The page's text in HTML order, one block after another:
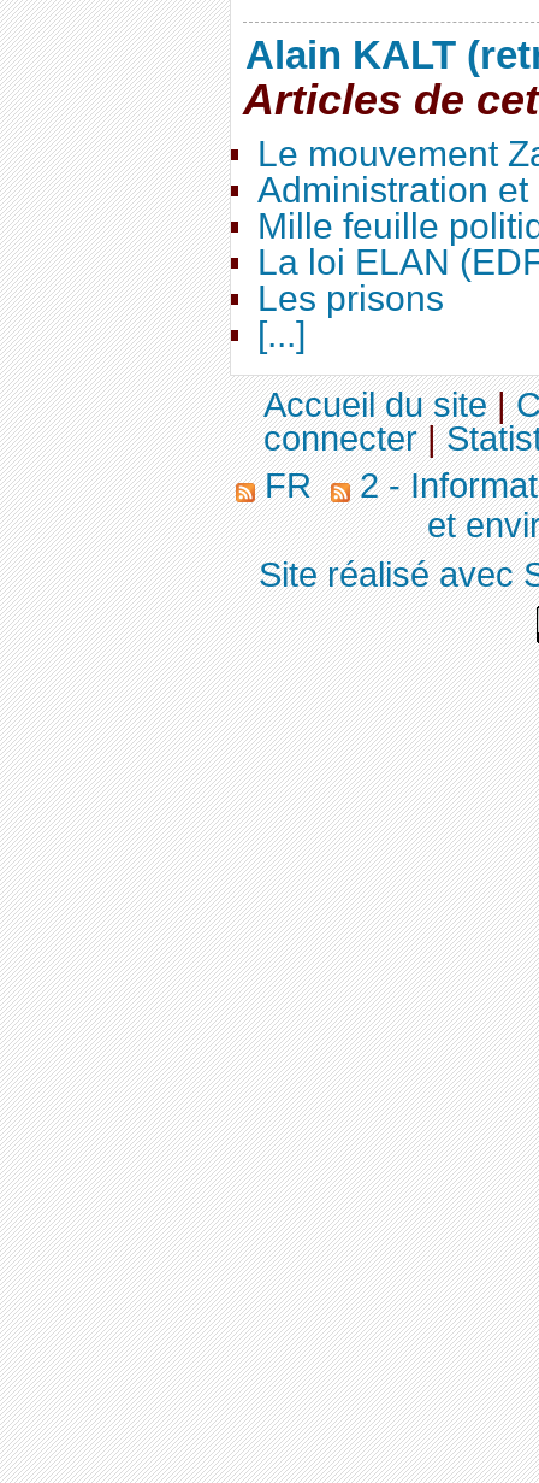
Alain KALT
Articles de
Le mouvement
Administration
Mille feuille
La loi ELAN
Les prisons
[...]
Accueil du site|
connecter|
FR
2 -
et
Site réalisé avec